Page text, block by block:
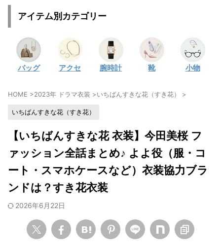
・
広瀬すず
川口春奈
・ 石原さとみ
・広瀬アリス
永野芽郁
・波瑠
・奈緒
高畑充希
さとうほなみ
・
水川あさみ
・田中みな実
松岡茉優
福原遥
アイテム別カテゴリー
バッグ アクセ 腕時計 靴 小物
HOME >2023年 ドラマ衣装 >いちばんすきな花（すき花） >
いちばんすきな花（すき花）
【いちばんすきな花 衣装】今田美桜 フ
ァッション全話まとめ♪ よよ役（服・コ
ート・スマホケースなど）衣装協力ブラ
ンドは？すき花衣装
2026年6月22日